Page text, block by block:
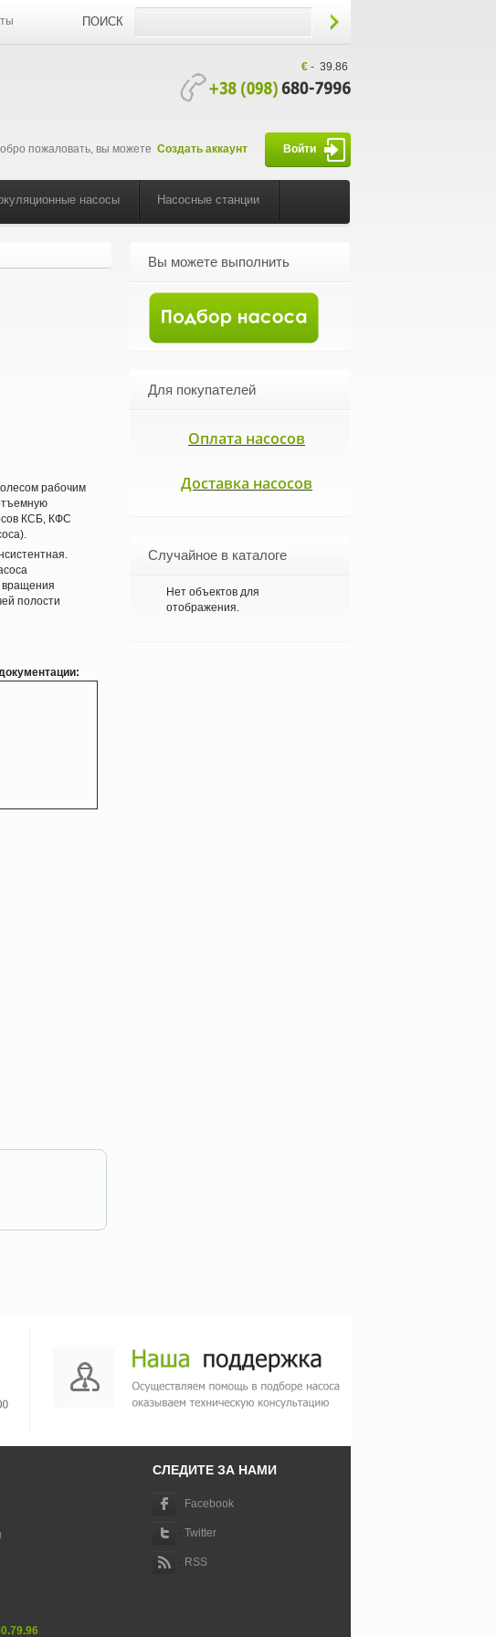
ПОИСК
€- 39.86
пожаловать, вы можете Создать аккаунт Войти
насосы Насосные станции
Вы можете выполнить
Для покупателей
Оплата насосов
Доставка насосов
Случайное в каталоге
Нет объектов для
отображения.
рабочим
КСБ, КФС
вращения
полости
СЛЕДИТЕ ЗА НАМИ
Facebook
Twitter
RSS